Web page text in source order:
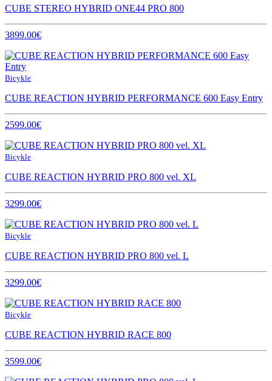
CUBE STEREO HYBRID ONE44 PRO 800
3899.00€
Bicykle
CUBE REACTION HYBRID PERFORMANCE 600 Easy Entry
2599.00€
Bicykle
CUBE REACTION HYBRID PRO 800 vel. XL
3299.00€
Bicykle
CUBE REACTION HYBRID PRO 800 vel. L
3299.00€
Bicykle
CUBE REACTION HYBRID RACE 800
3599.00€